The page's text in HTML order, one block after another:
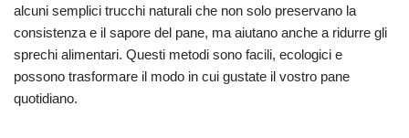
alcuni semplici trucchi naturali che non solo preservano la
consistenza e il sapore del pane, ma aiutano anche a ridurre gli
sprechi alimentari. Questi metodi sono facili, ecologici e
possono trasformare il modo in cui gustate il vostro pane
quotidiano.